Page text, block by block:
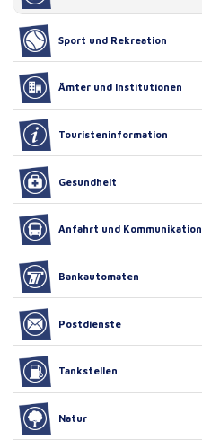
Sport und Rekreation
Ämter und Institutionen
Touristeninformation
Gesundheit
Anfahrt und Kommunikation
Bankautomaten
Postdienste
Tankstellen
Natur